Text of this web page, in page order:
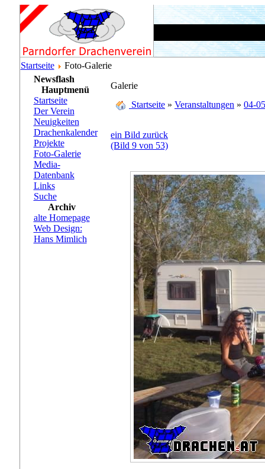
Startseite
Foto-Galerie
Newsflash
Hauptmenü
Startseite
Der Verein
Neuigkeiten
Drachenkalender
Projekte
Foto-Galerie
Media-
Datenbank
Links
Suche
Archiv
alte Homepage
Web Design:
Hans Mimlich
Galerie
Startseite » Veranstaltungen » 04-
ein Bild zurück
(Bild 9 von 53)